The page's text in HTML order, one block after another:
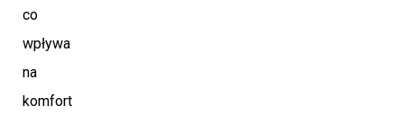
co
wpływa
na
komfort